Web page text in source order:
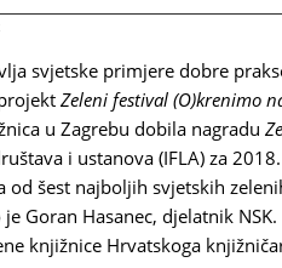
svjetske primjere dobre
Zeleni festival (O)krenimo
u Zagrebu dobila nagradu
i ustanova (IFLA) za
od šest najboljih svjetskih
Goran Hasanec, djelatnik
knjižnice Hrvatskoga